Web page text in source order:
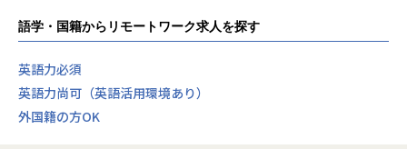
語学・国籍からリモートワーク求人を探す
英語力必須
英語力尚可（英語活用環境あり）
外国籍の方OK